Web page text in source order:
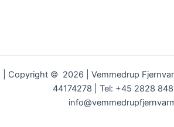
| Copyright © 2026 | Vemmedrup
44174278 | Tel: +45 2828